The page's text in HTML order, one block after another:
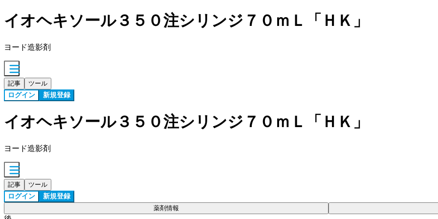
イオヘキソール３５０注シリンジ７０ｍＬ「ＨＫ」
ヨード造影剤
記事 ツール
ログイン 新規登録
イオヘキソール３５０注シリンジ７０ｍＬ「ＨＫ」
ヨード造影剤
記事 ツール
ログイン 新規登録
薬剤情報